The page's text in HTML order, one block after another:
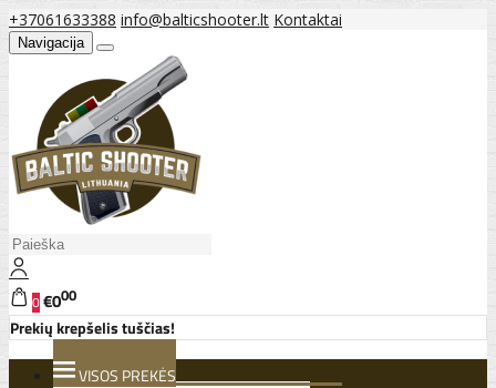
+37061633388 info@balticshooter.lt Kontaktai
Navigacija
0€000
Prekių krepšelis tuščias!
VISOS PREKĖS